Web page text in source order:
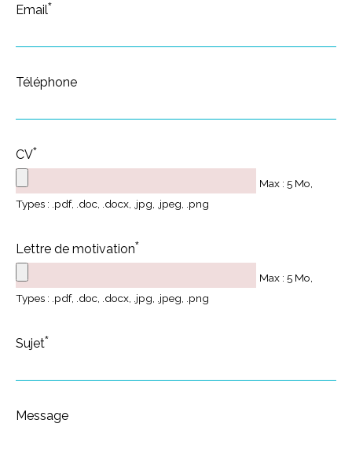
Email*
Téléphone
CV*
Max : 5 Mo,
Types : .pdf, .doc, .docx, .jpg, .jpeg, .png
Lettre de motivation*
Max : 5 Mo,
Types : .pdf, .doc, .docx, .jpg, .jpeg, .png
Sujet*
Message